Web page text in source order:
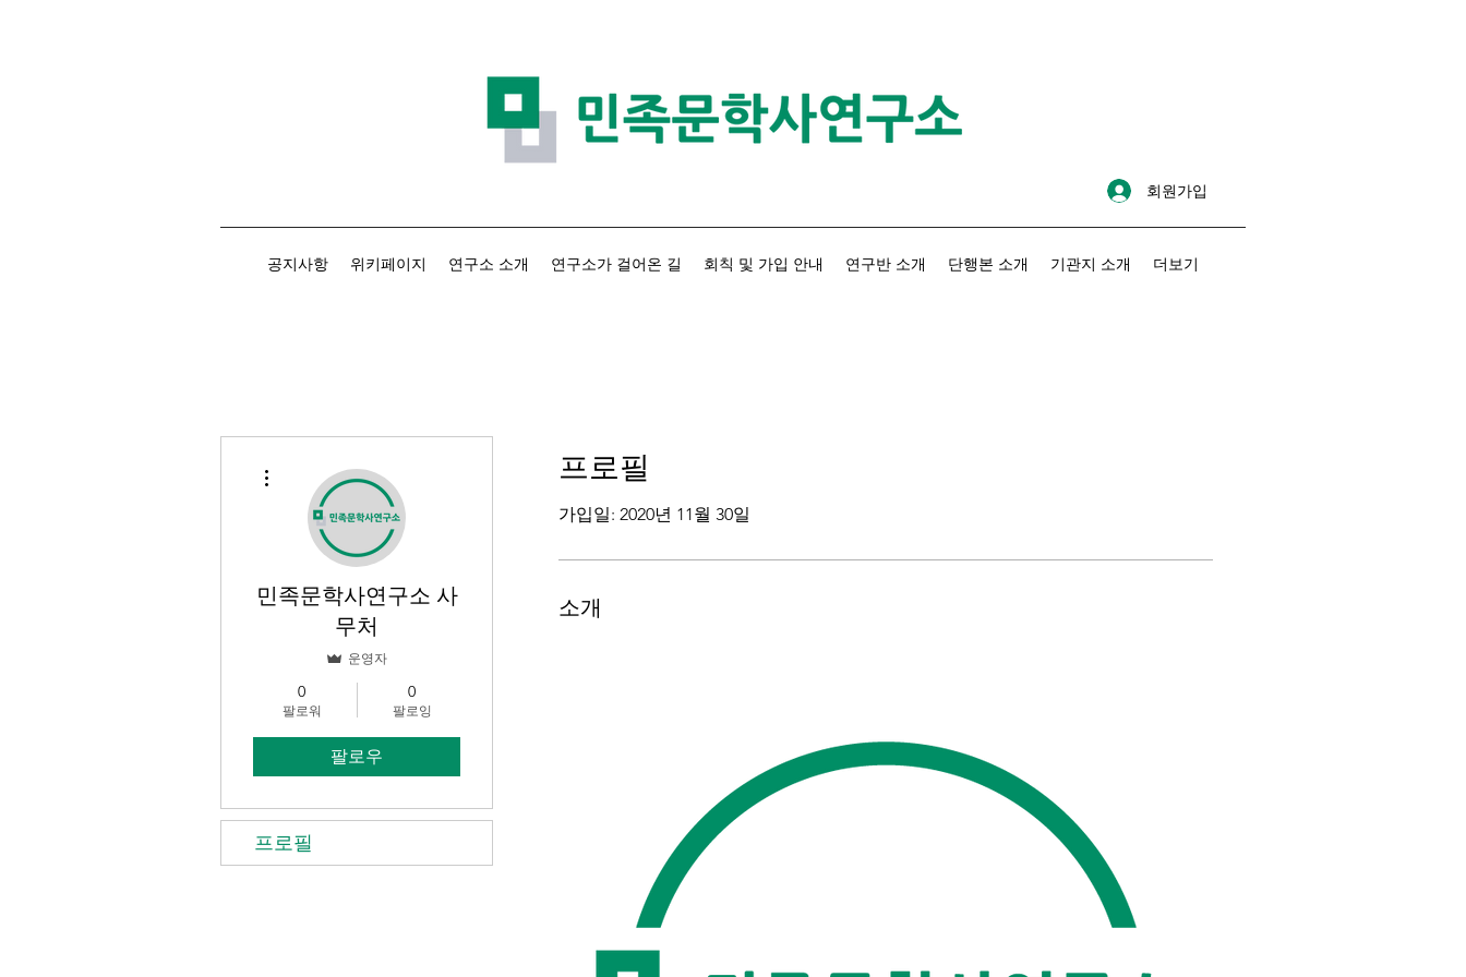
회원가입
공지사항 위키페이지 연구소 소개 연구소가 걸어온 길 회칙 및 가입 안내 연구반 소개 단행본 소개 기관지 소개 더보기
프로필
가입일: 2020년 11월 30일
소개
민족문학사연구소 사
무처
운영자
0
팔로워
0
팔로잉
팔로우
프로필